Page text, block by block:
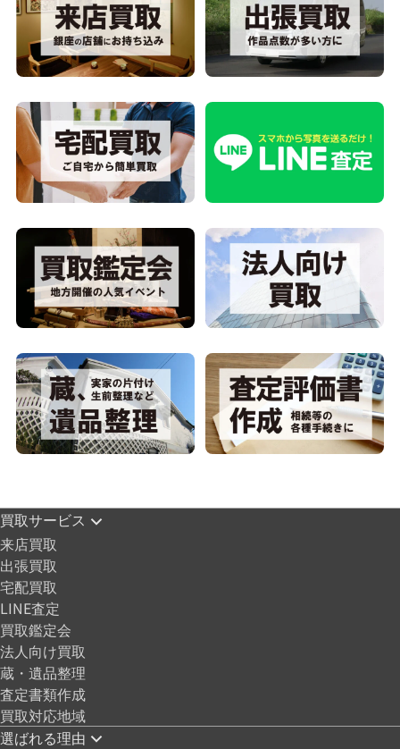
買取サービス
来店買取
出張買取
宅配買取
LINE査定
買取鑑定会
法人向け買取
蔵・遺品整理
査定書類作成
買取対応地域
選ばれる理由